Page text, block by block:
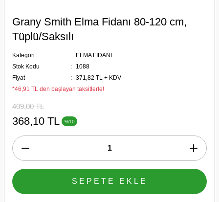
Grany Smith Elma Fidanı 80-120 cm,
Tüplü/Saksılı
Kategori
ELMA FİDANI
Stok Kodu
1088
Fiyat
371,82 TL + KDV
*46,91 TL den başlayan taksitlerle!
409,00 TL
368,10 TL %10
SEPETE EKLE